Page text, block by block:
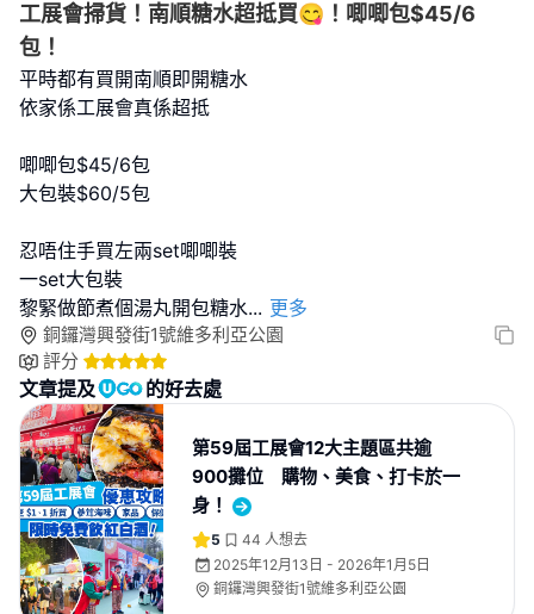
工展會掃貨！南順糖水超抵買😋！唧唧包$45/6
包！
平時都有買開南順即開糖水
依家係工展會真係超抵
唧唧包$45/6包
大包裝$60/5包
忍唔住手買左兩set唧唧裝
一set大包裝
黎緊做節煮個湯丸開包糖水... 更多
銅鑼灣興發街1號維多利亞公園
評分
文章提及 的好去處
第59屆工展會12大主題區共逾
900攤位 購物、美食、打卡於一
身！
5 44 人想去
2025年12月13日 - 2026年1月5日
銅鑼灣興發街1號維多利亞公園